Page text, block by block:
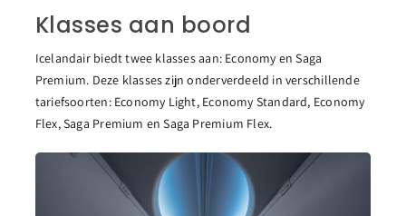
Klasses aan boord
Icelandair biedt twee klasses aan: Economy en Saga
Premium. Deze klasses zijn onderverdeeld in verschillende
tariefsoorten: Economy Light, Economy Standard, Economy
Flex, Saga Premium en Saga Premium Flex.